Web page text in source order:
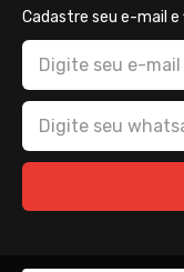
Cadastre seu e-mail e